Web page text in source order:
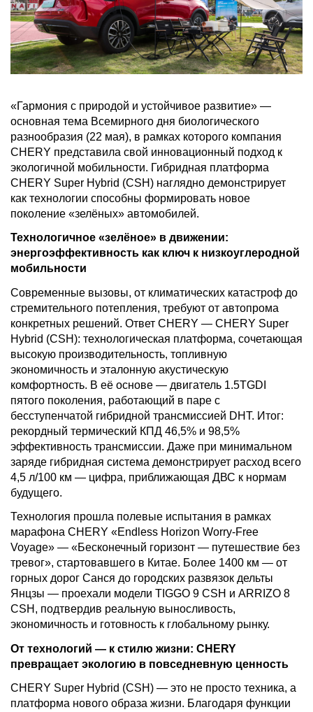
«Гармония с природой и устойчивое развитие» —
основная тема Всемирного дня биологического
разнообразия (22 мая), в рамках которого компания
CHERY представила свой инновационный подход к
экологичной мобильности. Гибридная платформа
CHERY Super Hybrid (CSH) наглядно демонстрирует
как технологии способны формировать новое
поколение «зелёных» автомобилей.
Технологичное «зелёное» в движении:
энергоэффективность как ключ к низкоуглеродной
мобильности
Современные вызовы, от климатических катастроф до
стремительного потепления, требуют от автопрома
конкретных решений. Ответ CHERY — CHERY Super
Hybrid (CSH): технологическая платформа, сочетающая
высокую производительность, топливную
экономичность и эталонную акустическую
комфортность. В её основе — двигатель 1.5TGDI
пятого поколения, работающий в паре с
бесступенчатой гибридной трансмиссией DHT. Итог:
рекордный термический КПД 46,5% и 98,5%
эффективность трансмиссии. Даже при минимальном
заряде гибридная система демонстрирует расход всего
4,5 л/100 км — цифра, приближающая ДВС к нормам
будущего.
Технология прошла полевые испытания в рамках
марафона CHERY «Endless Horizon Worry-Free
Voyage» — «Бесконечный горизонт — путешествие без
тревог», стартовавшего в Китае. Более 1400 км — от
горных дорог Санся до городских развязок дельты
Янцзы — проехали модели TIGGO 9 CSH и ARRIZO 8
CSH, подтвердив реальную выносливость,
экономичность и готовность к глобальному рынку.
От технологий — к стилю жизни: CHERY
превращает экологию в повседневную ценность
CHERY Super Hybrid (CSH) — это не просто техника, а
платформа нового образа жизни. Благодаря функции